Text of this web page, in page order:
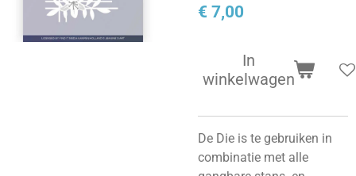
€ 7,00
In
winkelwagen
De Die is te gebruiken in
combinatie met alle